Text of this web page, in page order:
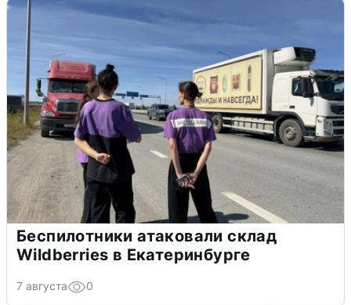
Беспилотники атаковали склад
Wildberries в Екатеринбурге
7 августа 0